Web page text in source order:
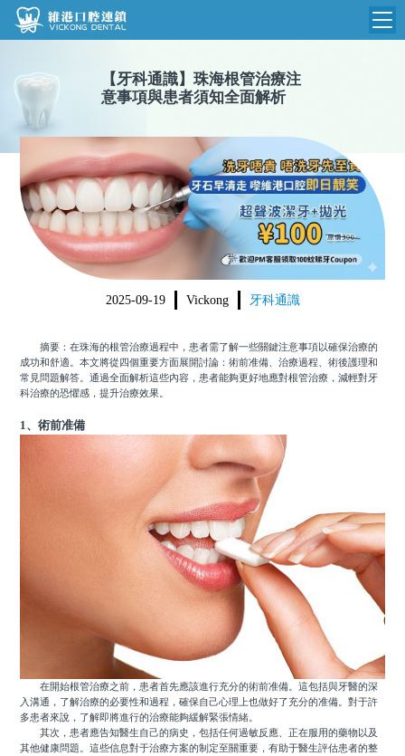
維港首頁
品牌介紹
環境設備
醫院新聞
收費標準
N
收費總表
植牙收費
根管收費
美學收費
箍牙收費
醫生團隊
門診時間
【 牙科通識】 珠海根管治療注
意事項與患者須知全面解析
2025-09-19 Vickong 牙科通識
摘要：在珠海的根管治療過程中，患者需了解一些關鍵注意事項以確保治療的
成功和舒適。本文將從四個重要方面展開討論：術前准備、治療過程、術後護理和
常見問題解答。通過全面解析這些內容，患者能夠更好地應對根管治療，減輕對牙
科治療的恐懼感，提升治療效果。
1、術前准備
在開始根管治療之前，患者首先應該進行充分的術前准備。這包括與牙醫的深
入溝通，了解治療的必要性和過程，確保自己心理上也做好了充分的准備。對于許
多患者來說，了解即將進行的治療能夠緩解緊張情緒。
其次，患者應告知醫生自己的病史，包括任何過敏反應、正在服用的藥物以及
其他健康問題。這些信息對于治療方案的制定至關重要，有助于醫生評估患者的整